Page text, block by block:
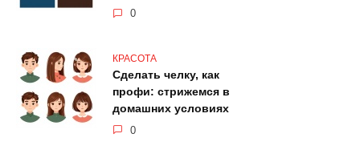
0
КРАСОТА
Сделать челку, как
профи: стрижемся в
домашних условиях
0